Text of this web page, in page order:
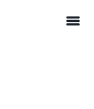
menu